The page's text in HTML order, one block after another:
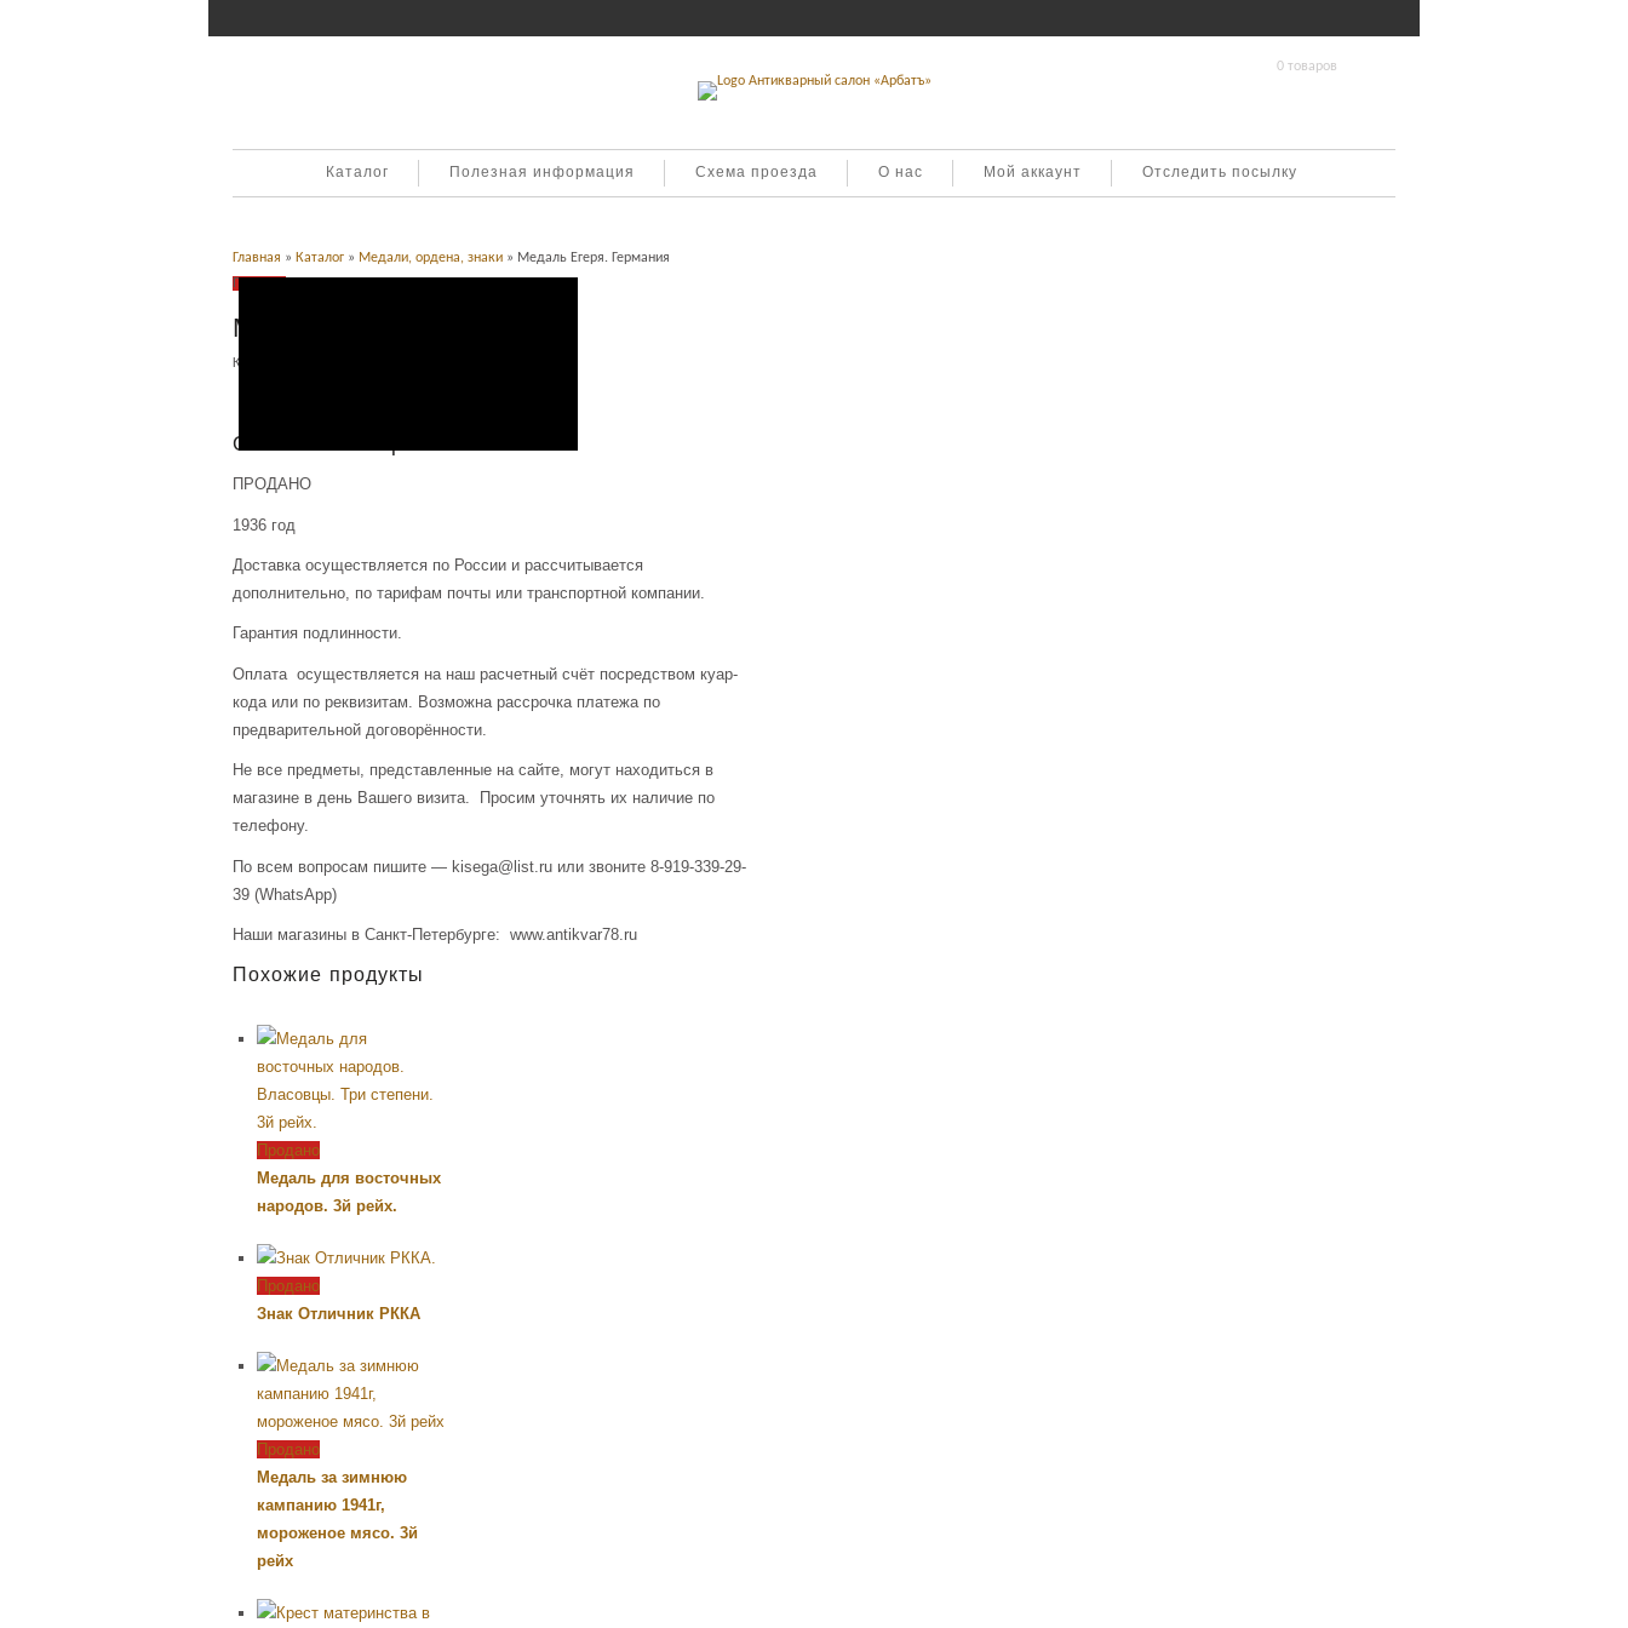
0 товаров
Каталог Полезная информация Схема проезда О нас Мой аккаунт Отследить посылку
Главная » Каталог » Медали, ордена, знаки » Медаль Егеря. Германия
Продано
Медаль Егеря. Германия
Категория:
Описание товара
ПРОДАНО
1936 год
Доставка осуществляется по России и рассчитывается
дополнительно, по тарифам почты или транспортной компании.
Гарантия подлинности.
Оплата осуществляется на наш расчетный счёт посредством куар-
кода или по реквизитам. Возможна рассрочка платежа по
предварительной договорённости.
Не все предметы, представленные на сайте, могут находиться в
магазине в день Вашего визита. Просим уточнять их наличие по
телефону.
По всем вопросам пишите — kisega@list.ru или звоните 8-919-339-29-
39 (WhatsApp)
Наши магазины в Санкт-Петербурге: www.antikvar78.ru
Похожие продукты
Продано
Медаль для восточных
народов. 3й рейх.
Продано
Знак Отличник РККА
Продано
Медаль за зимнюю
кампанию 1941г,
мороженое мясо. 3й
рейх